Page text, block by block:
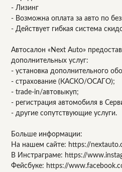
- Лизинг
- Возможна оплата за авто по
- Действует гибкая система
Автосалон «Next Auto»
дополнительных услуг:
- установка дополнительного
- страхование (КАСКО/ОСАГО);
- trade-in/автовыкуп;
- регистрация автомобиля в
- другие сопутствующие услуги.
Больше информации:
На нашем сайте: https://
В Инстраграме: https://
Фейсбуке: https://